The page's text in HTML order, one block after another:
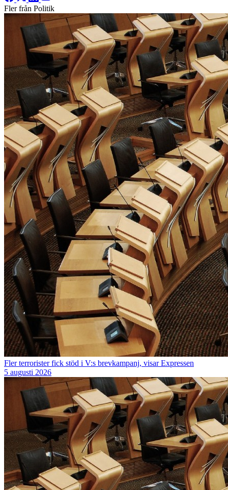
Fler från Politik
Fler terrorister fick stöd i V:s brevkampanj, visar Expressen
5 augusti 2026